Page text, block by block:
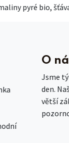
pyré bio,
O
Jsme
den.
větší